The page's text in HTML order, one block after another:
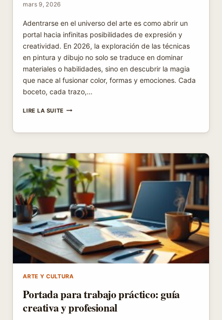
mars 9, 2026
Adentrarse en el universo del arte es como abrir un
portal hacia infinitas posibilidades de expresión y
creatividad. En 2026, la exploración de las técnicas
en pintura y dibujo no solo se traduce en dominar
materiales o habilidades, sino en descubrir la magia
que nace al fusionar color, formas y emociones. Cada
boceto, cada trazo,…
LIRE LA SUITEEXPLORANDO
TÉCNICAS
CREATIVIDAD
EN
PINTURA
Y
DIBUJO
ARTE Y CULTURA
Portada para trabajo práctico: guía
creativa y profesional